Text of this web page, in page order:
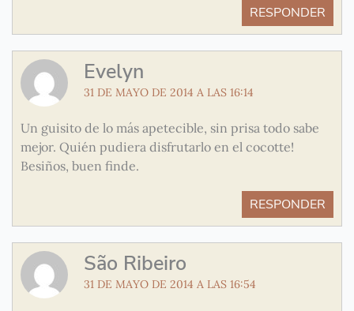
RESPONDER
Evelyn
31 DE MAYO DE 2014 A LAS 16:14
Un guisito de lo más apetecible, sin prisa todo sabe
mejor. Quién pudiera disfrutarlo en el cocotte!
Besiños, buen finde.
RESPONDER
São Ribeiro
31 DE MAYO DE 2014 A LAS 16:54